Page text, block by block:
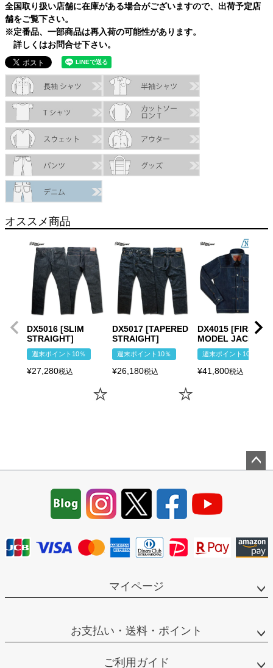
34
89.0cm 86.4cm 25.0cm34.0cm22.0cm
36
89.0cm 91.5cm
38
89.0cm 96.5cm 27.0cm36.0cm24.0cm
全国取り扱い店舗に在庫がある場合がございますので、出荷予定店
舗をご覧下さい。
※定番品、一部商品は再入荷の可能性があります。
詳しくはお問合せ下さい。
オススメ商品
DX5016 [SLIM
STRAIGHT]
週末ポイント10％
¥27,280税込
DX5017 [TAPERED
STRAIGHT]
週末ポイント10％
¥26,180税込
DX4015 [FIRST
MODEL JACKET]
週末ポイント10％
¥41,800税込
マイページ
お支払い・送料・ポイント
ご利用ガイド